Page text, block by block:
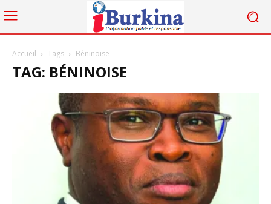
Accueil Tags Béninoise
TAG: BÉNINOISE